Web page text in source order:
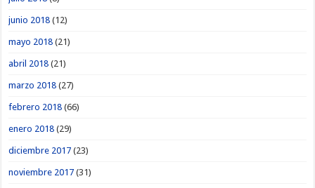
junio 2018 (12)
mayo 2018 (21)
abril 2018 (21)
marzo 2018 (27)
febrero 2018 (66)
enero 2018 (29)
diciembre 2017 (23)
noviembre 2017 (31)